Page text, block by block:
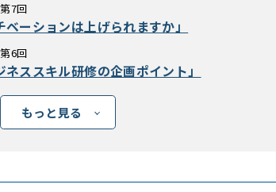
7回
ーションは上げられますか」
6回
ススキル研修の企画ポイント」
もっと見る